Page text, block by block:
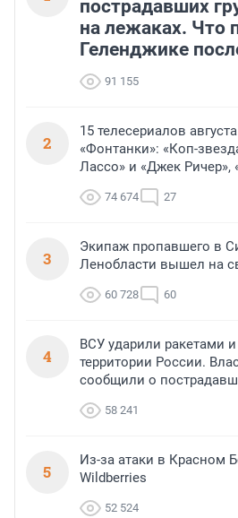
пострадавших
на лежаках. Что
Геленджике
91 155
2
15 телесериалов
«Фонтанки»: «Коп-
Лассо» и «Джек Ричер»,
74 674 27
3
Экипаж пропавшего в
Ленобласти вышел на
60 728 60
4
ВСУ ударили ракетами
территории России.
сообщили о
58 241
5
Из-за атаки в Красном
Wildberries
52 524